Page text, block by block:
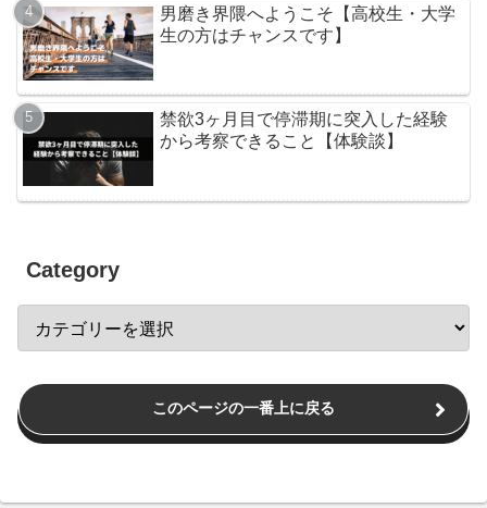
男磨き界隈へようこそ【高校生・大学
生の方はチャンスです】
禁欲3ヶ月目で停滞期に突入した経験
から考察できること【体験談】
Category
このページの一番上に戻る